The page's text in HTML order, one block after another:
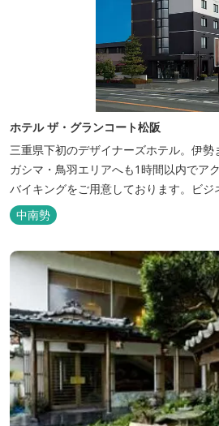
ホテル ザ・グランコート松阪
三重県下初のデザイナーズホテル。伊
ガシマ・鳥羽エリアへも1時間以内でア
バイキングをご用意しております。ビジ
た空間の中で上質なひとときをお過ごし
中南勢